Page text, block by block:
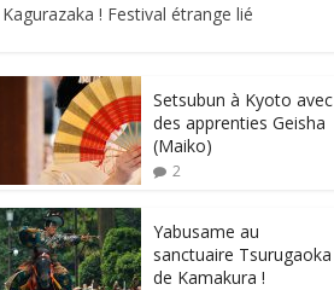
Kagurazaka ! Festival étrange lié
Setsubun à Kyoto avec
des apprenties Geisha
(Maiko)
2
Yabusame au
sanctuaire Tsurugaoka
de Kamakura !